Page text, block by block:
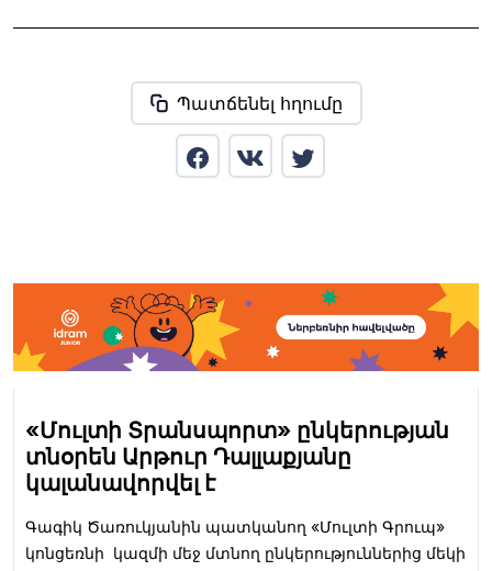
Պատճենել հղումը
«Մուլտի Տրանսպորտ» ընկերության
տնօրեն Արթուր Դալլաքյանը
կալանավորվել է
Գագիկ Ծառուկյանին պատկանող «Մուլտի Գրուպ»
կոնցեռնի կազմի մեջ մտնող ընկերություններից մեկի